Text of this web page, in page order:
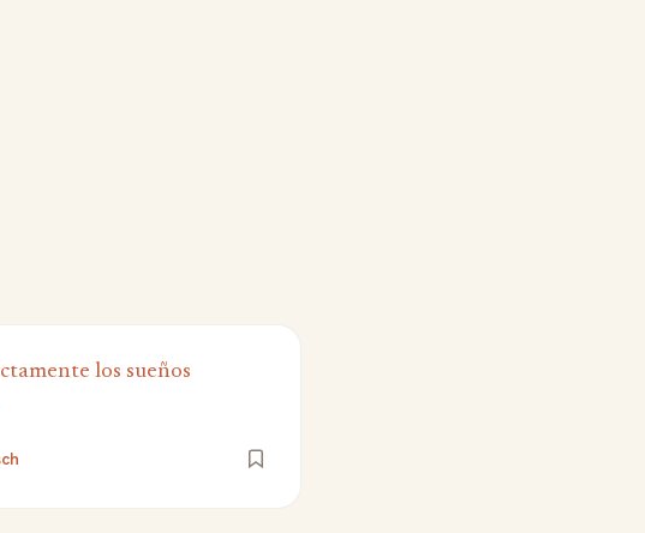
los sueños